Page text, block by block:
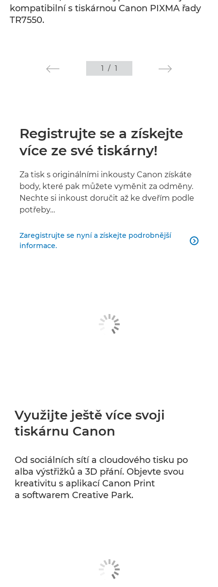
kompatibilní s tiskárnou Canon PIXMA řady
TR7550.
1 / 1
Registrujte se a získejte
více ze své tiskárny!
Za tisk s originálními inkousty Canon získáte
body, které pak můžete vyměnit za odměny.
Nechte si inkoust doručit až ke dveřím podle
potřeby…
Zaregistrujte se nyní a získejte podrobnější
informace.

Využijte ještě více svoji
tiskárnu Canon
Od sociálních sítí a cloudového tisku po
alba výstřižků a 3D přání. Objevte svou
kreativitu s aplikací Canon Print
a softwarem Creative Park.